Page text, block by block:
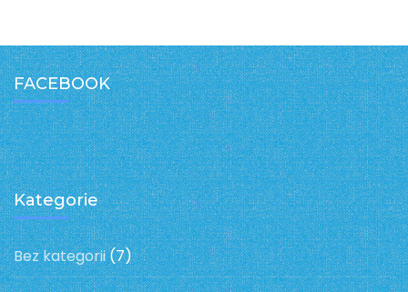
FACEBOOK
Kategorie
Bez kategorii(7)